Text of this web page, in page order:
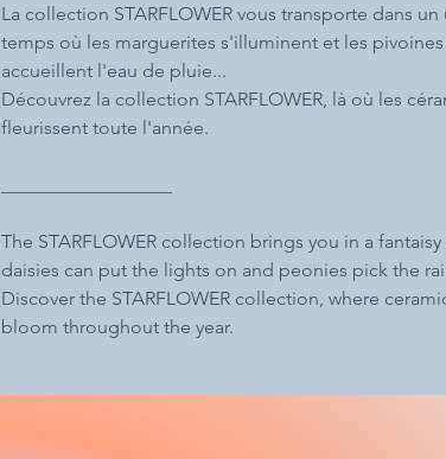
La collection STARFLOWER vous transporte dans
temps où les marguerites s'illuminent et les pivoines
accueillent l'eau de pluie...
Découvrez la collection STARFLOWER, là où les
fleurissent toute l'année.
The STARFLOWER collection brings you in a
daisies can put the lights on and peonies pick the
Discover the STARFLOWER collection, where
bloom throughout the year.